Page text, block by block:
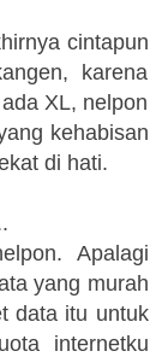
cintapun
karena
XL, nelpon
kehabisan
di hati.
Apalagi
yang murah
data itu untuk
internetku